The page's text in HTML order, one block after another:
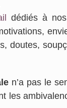
dédiés à
doutes,
n’a pas le
les